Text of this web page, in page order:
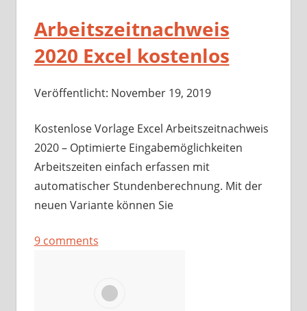
Arbeitszeitnachweis
2020 Excel kostenlos
Veröffentlicht: November 19, 2019
Kostenlose Vorlage Excel Arbeitszeitnachweis
2020 – Optimierte Eingabemöglichkeiten
Arbeitszeiten einfach erfassen mit
automatischer Stundenberechnung. Mit der
neuen Variante können Sie
9 comments